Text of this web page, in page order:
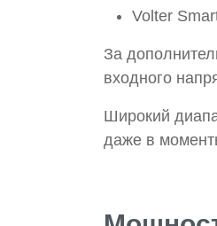
Volter
За
входного
Широкий
даже в